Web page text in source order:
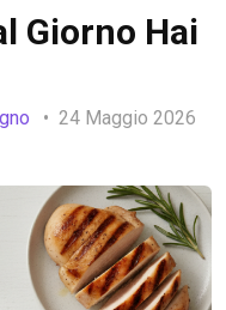
Giorno Hai
24 Maggio 2026